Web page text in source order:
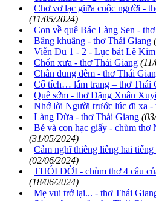
Chơ vơ lạc giữa cuộc người -
(11/05/2024)
Con về quê Bác Làng Sen -
Bâng khuâng - thơ Thái Giang
Viễn Du 1 - 2 - Lục bát Lê
Chốn xưa - thơ Thái Giang
Chân dung đêm - thơ Thái
Cổ tích… lắm trang – thơ Thái
Quê sớm - thơ Đặng Xuân
Nhớ lời Người trước lúc đi xa -
Làng Dừa - thơ Thái Giang
Bé và con hạc giấy - chùm
(31/05/2024)
Cảm nghĩ thiêng liêng hai
(02/06/2024)
THÓI ĐỜI - chùm thơ 4 câu
(18/06/2024)
Mẹ vui trở lại... - thơ Thái